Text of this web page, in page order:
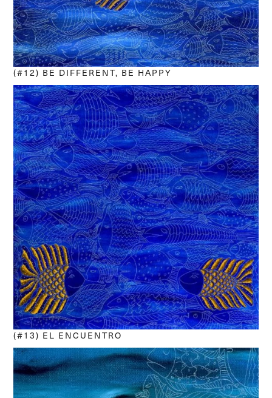
(#12) BE DIFFERENT, BE HAPPY
(#13) EL ENCUENTRO